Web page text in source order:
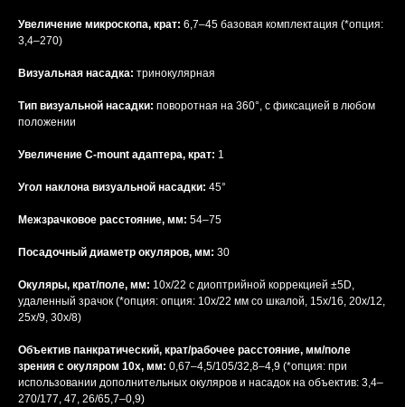
Увеличение микроскопа, крат: 6,7–45 базовая комплектация (*опция:
3,4–270)
Визуальная насадка: тринокулярная
Тип визуальной насадки: поворотная на 360°, с фиксацией в любом
положении
Увеличение C-mount адаптера, крат: 1
Угол наклона визуальной насадки: 45°
Межзрачковое расстояние, мм: 54–75
Посадочный диаметр окуляров, мм: 30
Окуляры, крат/поле, мм: 10x/22 с диоптрийной коррекцией ±5D,
удаленный зрачок (*опция: опция: 10x/22 мм со шкалой, 15x/16, 20х/12,
25x/9, 30x/8)
Объектив панкратический, крат/рабочее расстояние, мм/поле
зрения с окуляром 10х, мм: 0,67–4,5/105/32,8–4,9 (*опция: при
использовании дополнительных окуляров и насадок на объектив: 3,4–
270/177, 47, 26/65,7–0,9)